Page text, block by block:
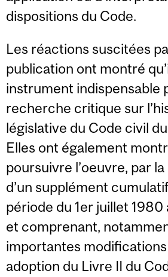
dispositions du Code.
Les réactions suscitées
publication ont montré
instrument indispensable
recherche critique sur
législative du Code civil
Elles ont également
poursuivre l’oeuvre, par
d’un supplément
période du 1er juillet 1980
et comprenant,
importantes modifications
adoption du Livre II du